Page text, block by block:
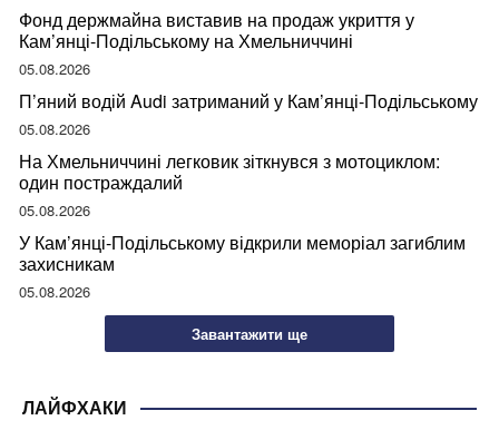
Фонд держмайна виставив на продаж укриття у
Кам’янці-Подільському на Хмельниччині
05.08.2026
П’яний водій Audi затриманий у Кам’янці-Подільському
05.08.2026
На Хмельниччині легковик зіткнувся з мотоциклом:
один постраждалий
05.08.2026
У Кам’янці-Подільському відкрили меморіал загиблим
захисникам
05.08.2026
Завантажити ще
ЛАЙФХАКИ